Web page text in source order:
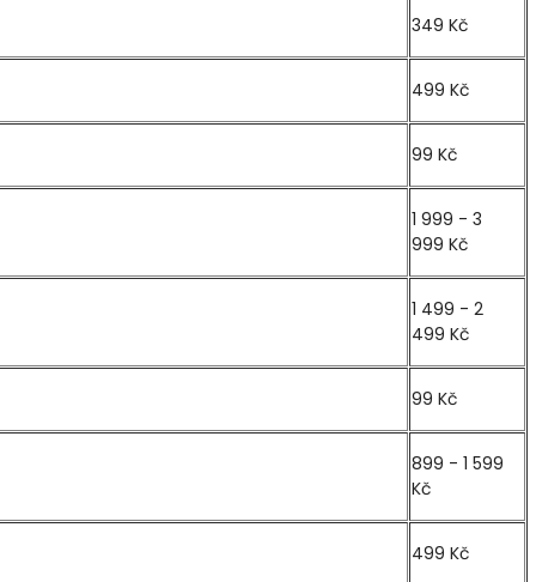
349 Kč
499 Kč
99 Kč
1 999 - 3
999 Kč
1 499 - 2
499 Kč
99 Kč
899 - 1 599
Kč
499 Kč